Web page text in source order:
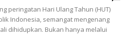
peringatan Hari Ulang Tahun (HUT)
Indonesia, semangat mengenang
dihidupkan. Bukan hanya melalui